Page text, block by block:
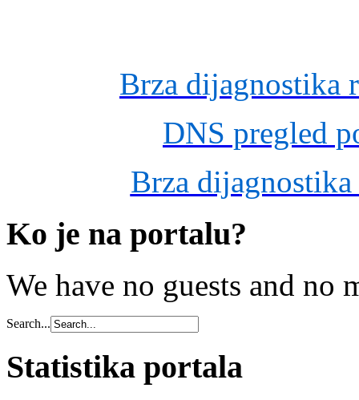
Brza dijagnostika
DNS pregled
Brza
Ko je na portalu?
We have no guests and no
Search...
Statistika portala